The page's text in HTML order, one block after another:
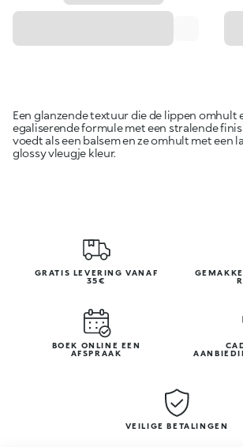
Een glanzende textuur die de lippen omhult
egaliserende formule met een stralende
voedt als een balsem en ze omhult met een
GRATIS LEVERING VANAF
35€
BOEK ONLINE EEN
AFSPRAAK
VEILIGE BETALINGEN